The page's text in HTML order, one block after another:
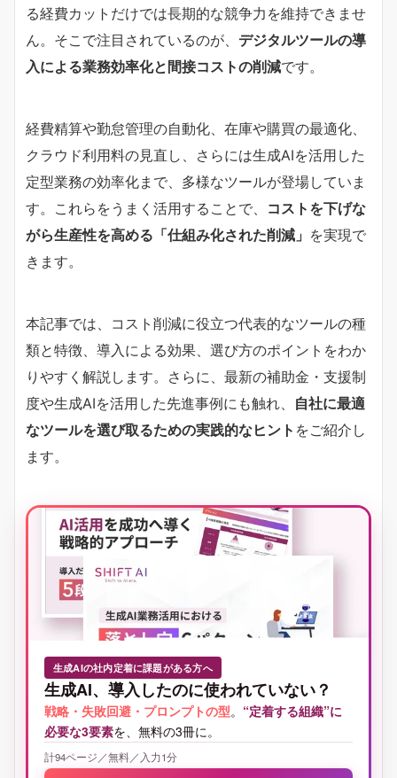
る経費カットだけでは長期的な競争力を維持できませ
ん。そこで注目されているのが、 デジタルツールの導
入による業務効率化と間接コストの削減です。
経費精算や勤怠管理の自動化、在庫や購買の最適化、
クラウド利用料の見直し、さらには生成AIを活用した
定型業務の効率化まで、多様なツールが登場していま
す。これらをうまく活用することで、 コストを下げな
がら生産性を高める「仕組み化された削減」 を実現で
きます。
本記事では、コスト削減に役立つ代表的なツールの種
類と特徴、導入による効果、選び方のポイントをわか
りやすく解説します。さらに、最新の補助金・支援制
度や生成AIを活用した先進事例にも触れ、 自社に最適
なツールを選び取るための実践的なヒント をご紹介し
ます。
生成AIの社内定着に課題がある方へ
生成AI、導入したのに使われていない？
戦略・失敗回避・プロンプトの型。 “定着する組織”に
必要な3要素を、無料の3冊に。
計94ページ／無料／入力1分